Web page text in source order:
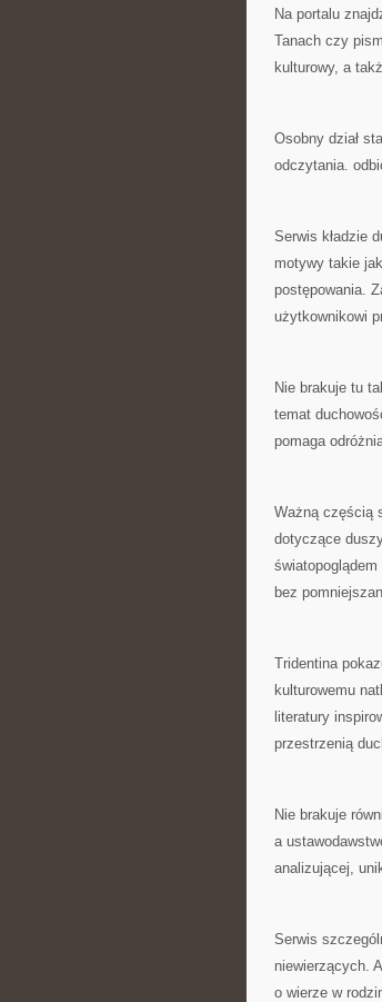
Na portalu
Tanach czy
kulturowy, a
Osobny dział
odczytania.
Serwis kładzie
motywy takie
postępowania.
użytkownikowi
Nie brakuje tu
temat
pomaga
Ważną częścią
dotyczące
bez
Tridentina
kulturowemu
literatury
przestrzenią
Nie brakuje
a
analizującej,
Serwis
niewierzących.
o wierze w